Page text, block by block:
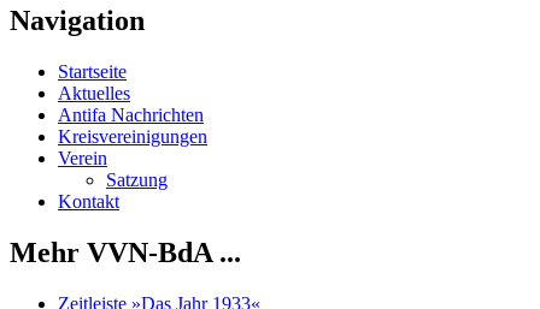
Navigation
Startseite
Aktuelles
Antifa Nachrichten
Kreisvereinigungen
Verein
Satzung
Kontakt
Mehr VVN-BdA ...
Zeitleiste »Das Jahr 1933«